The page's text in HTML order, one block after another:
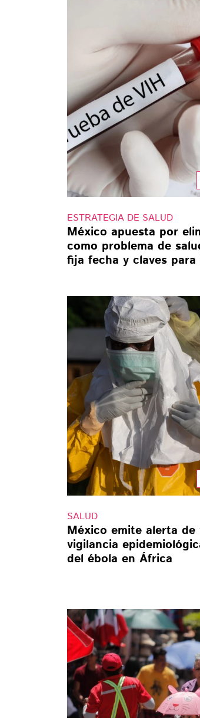
ESTRATEGIA DE SALUD
México apuesta por
como problema de
fija fecha y claves
SALUD
México emite alerta de
vigilancia
del ébola en África